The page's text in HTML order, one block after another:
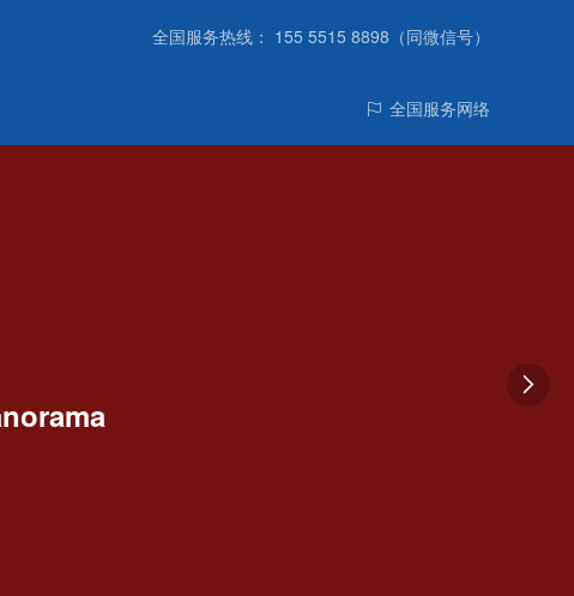
全国服务热线： 155 5515 8898（同微信号）
全国服务网络
